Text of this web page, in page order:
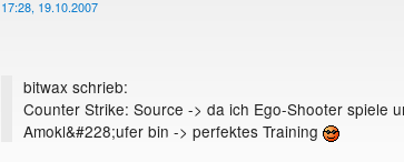
17:28, 19.10.2007
bitwax schrieb:
Counter Strike: Source -> da ich Ego-Shooter spiele
Amokl&#228;ufer bin -> perfektes Training